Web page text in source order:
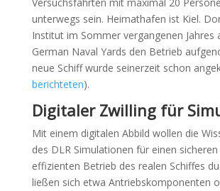
unterwegs sein. Heimathafen ist Kiel.
Institut im Sommer vergangenen Jahres
German Naval Yards den Betrieb
neue Schiff wurde seinerzeit schon
berichteten).
Digitaler Zwilling für
Mit einem digitalen Abbild wollen die
des DLR Simulationen für einen sicheren
effizienten Betrieb des realen Schiffes
ließen sich etwa Antriebskomponenten